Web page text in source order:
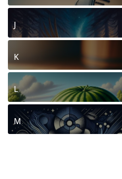
J
K
L
M